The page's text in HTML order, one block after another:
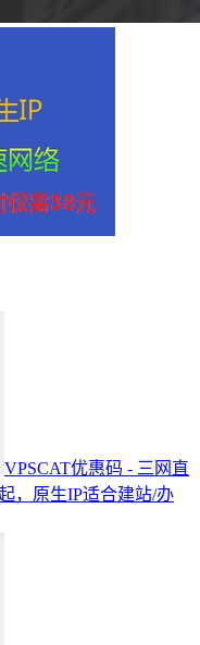
VPSCAT优惠码 - 三网直
，原生IP适合建站/办